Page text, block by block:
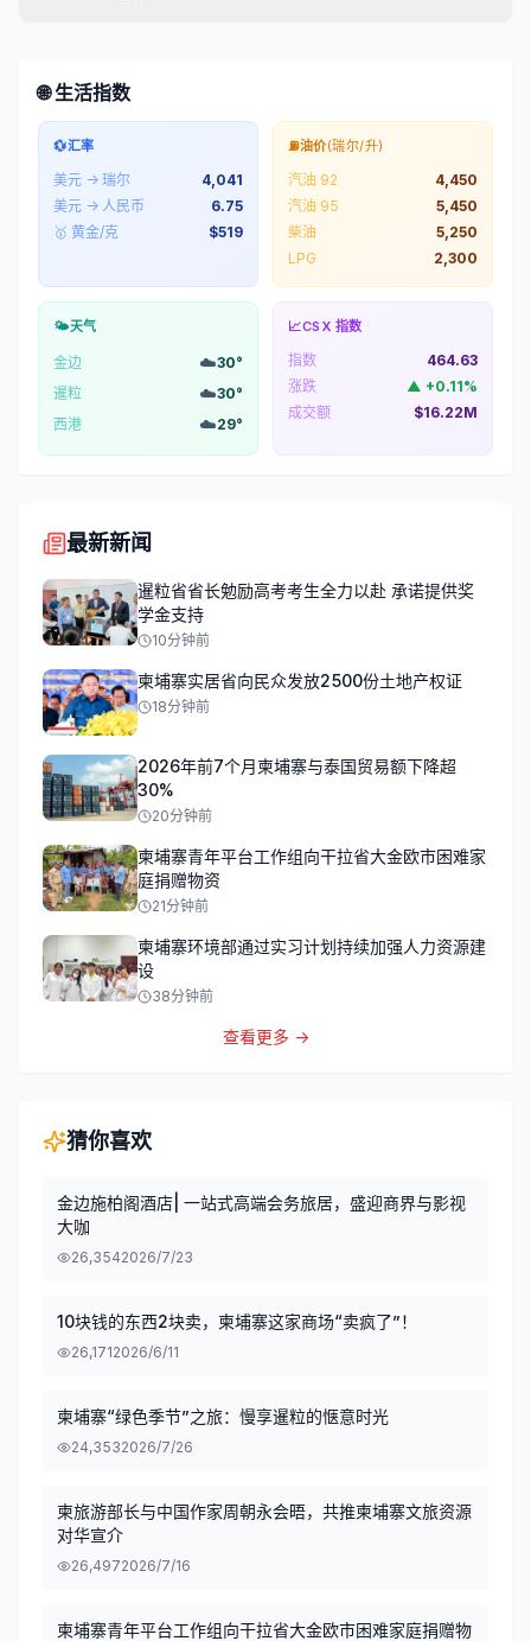
🌐 生活指数
💱汇率
美元 → 瑞尔
4,041
美元 → 人民币
6.75
🥇 黄金/克
$519
⛽油价(瑞尔/升)
汽油 92
4,450
汽油 95
5,450
柴油
5,250
LPG
2,300
🌤️天气
金边 ☁️30°
暹粒
☁️30°
西港
☁️29°
📈CSX 指数
指数
464.63
涨跌
▲ +0.11%
成交额
$16.22M
最新新闻
暹粒省省长勉励高考考生全力以赴 承诺提供奖
学金支持
10分钟前
柬埔寨实居省向民众发放2500份土地产权证
18分钟前
2026年前7个月柬埔寨与泰国贸易额下降超
30%
20分钟前
柬埔寨青年平台工作组向干拉省大金欧市困难家
庭捐赠物资
21分钟前
柬埔寨环境部通过实习计划持续加强人力资源建
设
38分钟前
查看更多 →
猜你喜欢
金边施柏阁酒店| 一站式高端会务旅居，盛迎商界与影视
大咖
26,3542026/7/23
10块钱的东西2块卖，柬埔寨这家商场“卖疯了”！
26,1712026/6/11
柬埔寨“绿色季节”之旅：慢享暹粒的惬意时光
24,3532026/7/26
柬旅游部长与中国作家周朝永会晤，共推柬埔寨文旅资源
对华宣介
26,4972026/7/16
柬埔寨青年平台工作组向干拉省大金欧市困难家庭捐赠物